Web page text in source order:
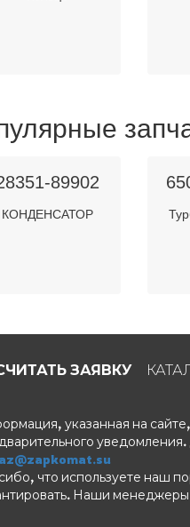
89902
КОНДЕНСАТОР
ЗАЯВКУ
указанная на
что используете наш
Наши менеджеры